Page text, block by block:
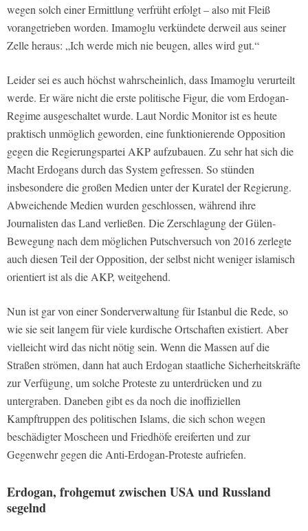
wegen solch einer Ermittlung verfrüht erfolgt – also mit Fleiß
vorangetrieben worden. Imamoglu verkündete derweil aus seiner
Zelle heraus: „Ich werde mich nie beugen, alles wird gut.“
Leider sei es auch höchst wahrscheinlich, dass Imamoglu verurteilt
werde. Er wäre nicht die erste politische Figur, die vom Erdogan-
Regime ausgeschaltet wurde. Laut Nordic Monitor ist es heute
praktisch unmöglich geworden, eine funktionierende Opposition
gegen die Regierungspartei AKP aufzubauen. Zu sehr hat sich die
Macht Erdogans durch das System gefressen. So stünden
insbesondere die großen Medien unter der Kuratel der Regierung.
Abweichende Medien wurden geschlossen, während ihre
Journalisten das Land verließen. Die Zerschlagung der Gülen-
Bewegung nach dem möglichen Putschversuch von 2016 zerlegte
auch diesen Teil der Opposition, der selbst nicht weniger islamisch
orientiert ist als die AKP, weitgehend.
Nun ist gar von einer Sonderverwaltung für Istanbul die Rede, so
wie sie seit langem für viele kurdische Ortschaften existiert. Aber
vielleicht wird das nicht nötig sein. Wenn die Massen auf die
Straßen strömen, dann hat auch Erdogan staatliche Sicherheitskräfte
zur Verfügung, um solche Proteste zu unterdrücken und zu
untergraben. Daneben gibt es da noch die inoffiziellen
Kampftruppen des politischen Islams, die sich schon wegen
beschädigter Moscheen und Friedhöfe ereiferten und zur
Gegenwehr gegen die Anti-Erdogan-Proteste aufriefen.
Erdogan, frohgemut zwischen USA und Russland
segelnd